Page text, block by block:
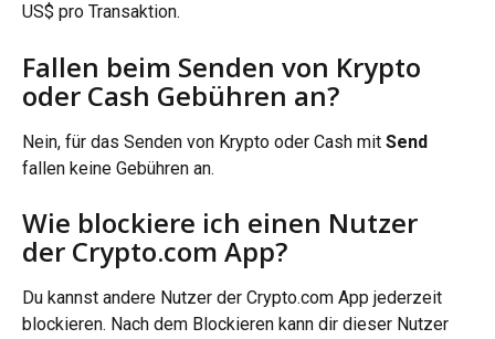
US$ pro Transaktion.
Fallen beim Senden von Krypto
oder Cash Gebühren an?
Nein, für das Senden von Krypto oder Cash mit Send
fallen keine Gebühren an.
Wie blockiere ich einen Nutzer
der Crypto.com App?
Du kannst andere Nutzer der Crypto.com App jederzeit
blockieren. Nach dem Blockieren kann dir dieser Nutzer